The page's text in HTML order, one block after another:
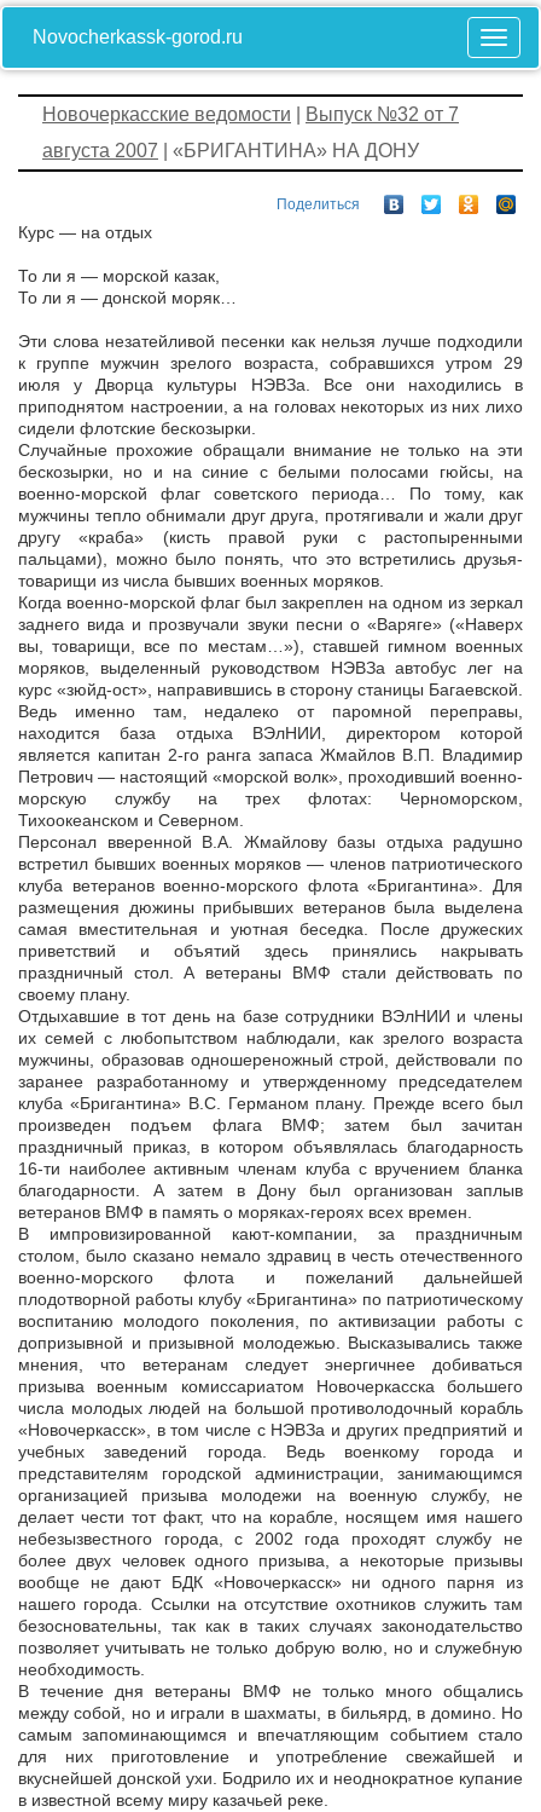
Novocherkassk-gorod.ru
Новочеркасские ведомости
Выпуск №32 от 7
августа 2007 | «БРИГАНТИНА» НА ДОНУ
Поделиться
Курс — на отдых
То ли я — морской казак,
То ли я — донской моряк…
Эти слова незатейливой песенки как нельзя лучше подходили
к группе мужчин зрелого возраста, собравшихся утром 29
июля у Дворца культуры НЭВЗа. Все они находились в
приподнятом настроении, а на головах некоторых из них лихо
сидели флотские бескозырки.
Случайные прохожие обращали внимание не только на эти
бескозырки, но и на синие с белыми полосами гюйсы, на
военно-морской флаг советского периода… По тому, как
мужчины тепло обнимали друг друга, протягивали и жали друг
другу «краба» (кисть правой руки с растопыренными
пальцами), можно было понять, что это встретились друзья-
товарищи из числа бывших военных моряков.
Когда военно-морской флаг был закреплен на одном из зеркал
заднего вида и прозвучали звуки песни о «Варяге» («Наверх
вы, товарищи, все по местам…»), ставшей гимном военных
моряков, выделенный руководством НЭВЗа автобус лег на
курс «зюйд-ост», направившись в сторону станицы Багаевской.
Ведь именно там, недалеко от паромной переправы,
находится база отдыха ВЭлНИИ, директором которой
является капитан 2-го ранга запаса Жмайлов В.П. Владимир
Петрович — настоящий «морской волк», проходивший военно-
морскую службу на трех флотах: Черноморском,
Тихоокеанском и Северном.
Персонал вверенной В.А. Жмайлову базы отдыха радушно
встретил бывших военных моряков — членов патриотического
клуба ветеранов военно-морского флота «Бригантина». Для
размещения дюжины прибывших ветеранов была выделена
самая вместительная и уютная беседка. После дружеских
приветствий и объятий здесь принялись накрывать
праздничный стол. А ветераны ВМФ стали действовать по
своему плану.
Отдыхавшие в тот день на базе сотрудники ВЭлНИИ и члены
их семей с любопытством наблюдали, как зрелого возраста
мужчины, образовав одношереножный строй, действовали по
заранее разработанному и утвержденному председателем
клуба «Бригантина» В.С. Германом плану. Прежде всего был
произведен подъем флага ВМФ; затем был зачитан
праздничный приказ, в котором объявлялась благодарность
16-ти наиболее активным членам клуба с вручением бланка
благодарности. А затем в Дону был организован заплыв
ветеранов ВМФ в память о моряках-героях всех времен.
В импровизированной кают-компании, за праздничным
столом, было сказано немало здравиц в честь отечественного
военно-морского флота и пожеланий дальнейшей
плодотворной работы клубу «Бригантина» по патриотическому
воспитанию молодого поколения, по активизации работы с
допризывной и призывной молодежью. Высказывались также
мнения, что ветеранам следует энергичнее добиваться
призыва военным комиссариатом Новочеркасска большего
числа молодых людей на большой противолодочный корабль
«Новочеркасск», в том числе с НЭВЗа и других предприятий и
учебных заведений города. Ведь военкому города и
представителям городской администрации, занимающимся
организацией призыва молодежи на военную службу, не
делает чести тот факт, что на корабле, носящем имя нашего
небезызвестного города, с 2002 года проходят службу не
более двух человек одного призыва, а некоторые призывы
вообще не дают БДК «Новочеркасск» ни одного парня из
нашего города. Ссылки на отсутствие охотников служить там
безосновательны, так как в таких случаях законодательство
позволяет учитывать не только добрую волю, но и служебную
необходимость.
В течение дня ветераны ВМФ не только много общались
между собой, но и играли в шахматы, в бильярд, в домино. Но
самым запоминающимся и впечатляющим событием стало
для них приготовление и употребление свежайшей и
вкуснейшей донской ухи. Бодрило их и неоднократное купание
в известной всему миру казачьей реке.